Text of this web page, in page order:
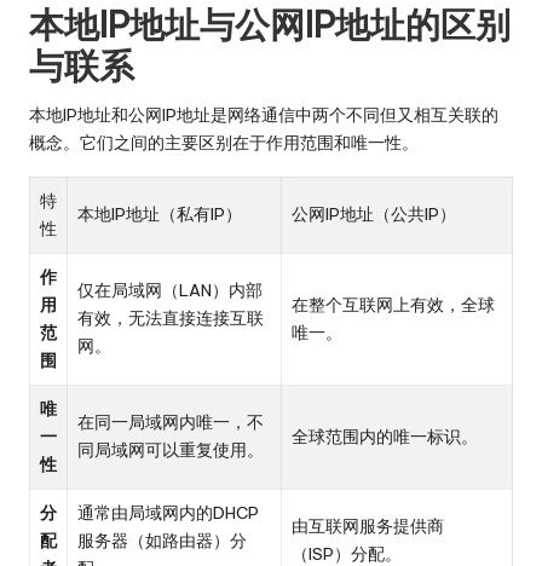
本地IP地址与公网IP地址的区别
与联系
本地IP地址和公网IP地址是网络通信中两个不同但又相互关联的
概念。它们之间的主要区别在于作用范围和唯一性。
特
性
本地IP地址（私有IP） 公网IP地址（公共IP）
作
用
范
围
仅在局域网（LAN）内部
有效，无法直接连接互联
网。
在整个互联网上有效，全球
唯一。
唯
一
性
在同一局域网内唯一，不
同局域网可以重复使用。
全球范围内的唯一标识。
分
配
通常由局域网内的DHCP
服务器（如路由器）分
由互联网服务提供商
（ISP）分配。